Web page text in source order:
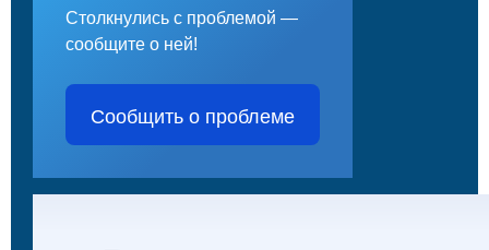
Столкнулись с проблемой —
сообщите о ней!
Сообщить о проблеме